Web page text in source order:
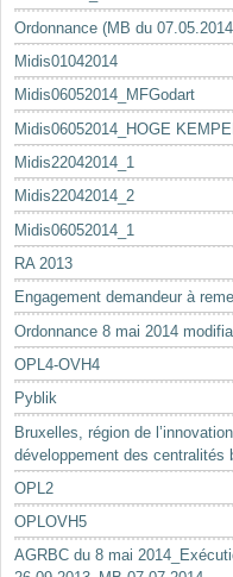
Ordonnance (MB du
Midis01042014
Midis06052014_MFGodart
Midis06052014_HOGE
Midis22042014_1
Midis22042014_2
Midis06052014_1
RA 2013
Engagement demandeur à
Ordonnance 8 mai 2014
OPL4-OVH4
Pyblik
Bruxelles, région de
développement des centralités
OPL2
OPLOVH5
AGRBC du 8 mai